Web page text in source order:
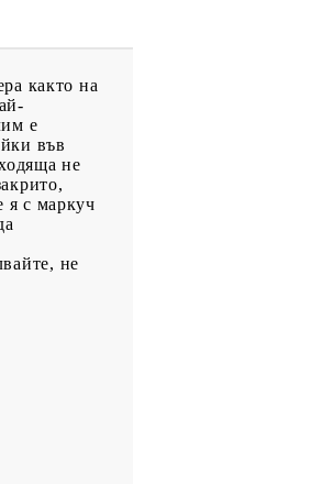
както на
е
във
не
я с маркуч
не